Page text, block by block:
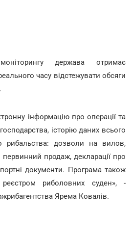
держава отримає
часу відстежувати обсяги
інформацію про операції та
історію даних всього
рибальства: дозволи на вилов,
продаж, декларації про
документи. Програма також
риболовних суден», -
Ярема Ковалів.